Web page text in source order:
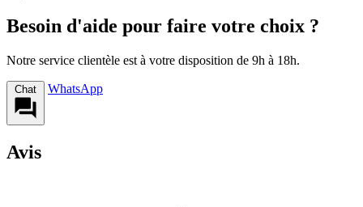
Besoin d'aide pour faire votre choix ?
Notre service clientèle est à votre disposition de 9h à 18h.
Chat WhatsApp
Avis